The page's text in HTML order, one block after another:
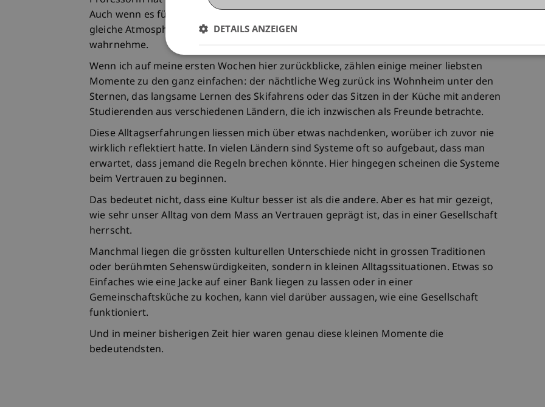
Auch wenn es für sie wahrscheinlich nur eine kleine Geste war, zeigt es für mich die
gleiche Atmosphäre des Vertrauens und der Freundlichkeit, die ich hier immer wieder
wahrnehme.
Wenn ich auf meine ersten Wochen hier zurückblicke, zählen einige meiner liebsten
Momente zu den ganz einfachen: der nächtliche Weg zurück ins Wohnheim unter den
Sternen, das langsame Lernen des Skifahrens oder das Sitzen in der Küche mit anderen
Studierenden aus verschiedenen Ländern, die ich inzwischen als Freunde betrachte.
Diese Alltagserfahrungen liessen mich über etwas nachdenken, worüber ich zuvor nie
wirklich reflektiert hatte. In vielen Ländern sind Systeme oft so aufgebaut, dass man
erwartet, dass jemand die Regeln brechen könnte. Hier hingegen scheinen die Systeme
beim Vertrauen zu beginnen.
Das bedeutet nicht, dass eine Kultur besser ist als die andere. Aber es hat mir gezeigt,
wie sehr unser Alltag von dem Mass an Vertrauen geprägt ist, das in einer Gesellschaft
herrscht.
Manchmal liegen die grössten kulturellen Unterschiede nicht in grossen Traditionen
oder berühmten Sehenswürdigkeiten, sondern in kleinen Alltagssituationen. Etwas so
Einfaches wie eine Jacke auf einer Bank liegen zu lassen oder in einer
Gemeinschaftsküche zu kochen, kann viel darüber aussagen, wie eine Gesellschaft
funktioniert.
Und in meiner bisherigen Zeit hier waren genau diese kleinen Momente die
bedeutendsten.
DETAILS ANZEIGEN